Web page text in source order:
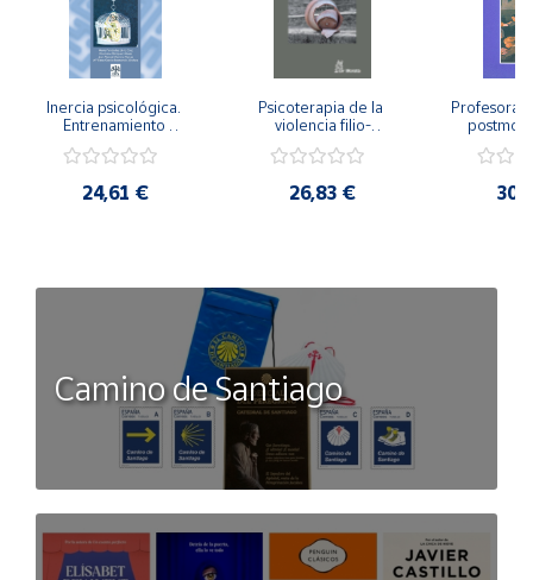
Inercia psicológica.
Entrenamiento
Igualdad de Género.
24,61 €
Psicoterapia de la
violencia filio-
secreto y la
26,83 €
Camino de Santiago